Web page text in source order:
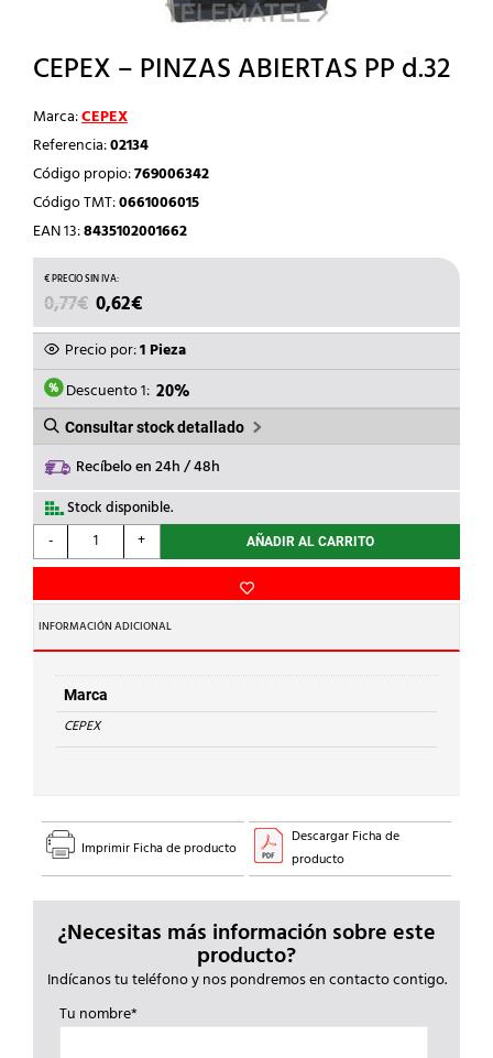
CEPEX – PINZAS ABIERTAS PP d.32
Marca:CEPEX
Referencia:02134
Código propio:769006342
Código TMT:0661006015
EAN 13:8435102001662
0,77€ EL
PRECIO
ORIGINAL
ERA:
0,77€.
0,62€
PRECIO
ACTUAL
ES:
0,62€.
Precio por:1 Pieza
Descuento 1: 20%
Consultar stock detallado
Recíbelo en 24h / 48h
Stock disponible.
-
CEPEX
-
ABIERTAS
PP
d.32
cantidad
+ AÑADIR AL CARRITO
INFORMACIÓN ADICIONAL
Marca
CEPEX
Imprimir Ficha de producto
Descargar Ficha de
producto
¿Necesitas más información sobre este
producto?
Indícanos tu teléfono y nos pondremos en contacto contigo.
Tu nombre*